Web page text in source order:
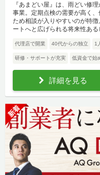
『あまどい屋』は、雨どい修
事業。定期点検の需要が高く
ため相談が入りやすいのが特
ートへと広げられる将来性ある
代理店で開業 40代からの独立 1
研修・サポートが充実 低資金で始
詳細を見る
新着